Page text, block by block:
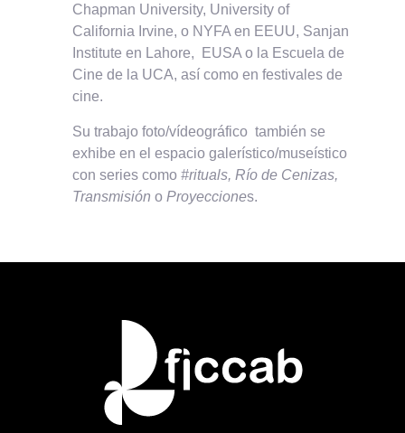
Chapman University, University of
California Irvine, o NYFA en EEUU, Sanjan
Institute en Lahore, EUSA o la Escuela de
Cine de la UCA, así como en festivales de
cine.
Su trabajo foto/vídeográfico también se
exhibe en el espacio galerístico/museístico
con series como #rituals, Río de Cenizas,
Transmisión o Proyecciones.